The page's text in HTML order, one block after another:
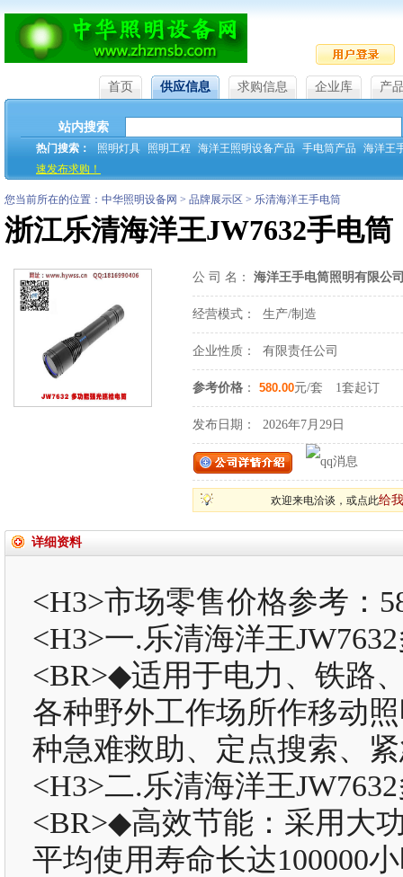
首页 供应信息 求购信息 企业库 产
站内搜索
热门搜索： 照明灯具 照明工程 海洋王照明设备产品 手电筒产品
海洋王
速发布求购！
您当前所在的位置：中华照明设备网 > 品牌展示区 > 乐清海洋王手电筒
浙江乐清海洋王JW7632手电筒
公 司 名： 海洋王手电筒照明有限公
经营模式： 生产/制造
企业性质： 有限责任公司
参考价格 ： 580.00元/套 1套起订
发布日期： 2026年7月29日
欢迎来电洽谈，或点此给
详细资料
<H3>市场零售价格参考：
<H3>一.乐清海洋王
<BR>◆适用于电力、铁路
各种野外工作场所作移动
种急难救助、定点搜索、
<H3>二.乐清海洋王
<BR>◆高效节能：采用大
平均使用寿命长达100000